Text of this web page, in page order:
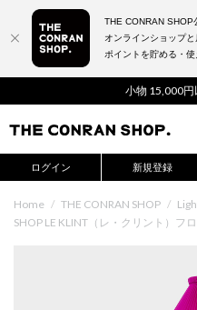
小物 15,000円
ログイン 新規登録
Home / THE CONRAN SHOP /
SHOP LE KLINT（レ・クリント）フ
THE CONRAN SHOP
オンラインショップ
ポイントを貯める・使